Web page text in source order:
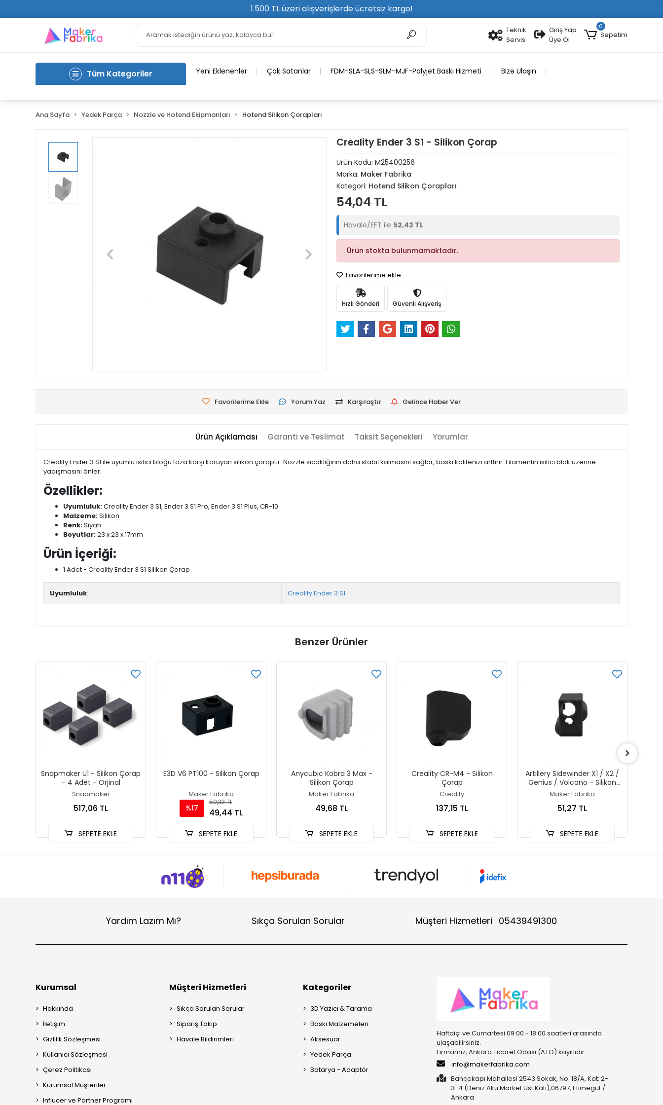
1.500 TL üzeri alışverişlerde ücretsiz kargo!
Teknik
Servis
Giriş Yap
Üye Ol
0
Sepetim
Tüm Kategoriler Yeni Eklenenler Çok Satanlar FDM-SLA-SLS-SLM-MJF-Polyjet Baskı Hizmeti Bize Ulaşın
Ana Sayfa Yedek Parça Nozzle ve Hotend Ekipmanları Hotend Silikon Çorapları
Creality Ender 3 S1 - Silikon Çorap
Ürün Kodu: M25400256
Marka: Maker Fabrika
Kategori: Hotend Silikon Çorapları
54,04 TL
Havale/EFT ile 52,42 TL
Ürün stokta bulunmamaktadır.
Favorilerime ekle
Hızlı Gönderi Güvenli Alışveriş
Favorilerime Ekle Yorum Yaz Karşılaştır Gelince Haber Ver
Ürün Açıklaması Garanti ve Teslimat Taksit Seçenekleri Yorumlar
Creality Ender 3 S1 ile uyumlu ısıtıcı bloğu toza karşı koruyan silikon çoraptır. Nozzle sıcaklığının daha stabil kalmasını sağlar, baskı kalitenizi arttırır. Filamentin ısıtıcı blok üzerine
yapışmasını önler.
Özellikler:
Uyumluluk:Creality Ender 3 S1, Ender 3 S1 Pro, Ender 3 S1 Plus, CR-10
Malzeme:Silikon
Renk:Siyah
Boyutlar:23 x 23 x 17mm
Ürün İçeriği:
1 Adet - Creality Ender 3 S1 Silikon Çorap
Uyumluluk Creality Ender 3 S1
Benzer Ürünler
Snapmaker U1 - Silikon Çorap
- 4 Adet - Orjinal
Snapmaker
517,06 TL
SEPETE EKLE
E3D V6 PT100 - Silikon Çorap
Maker Fabrika
%17
59,33 TL
49,44 TL
SEPETE EKLE
Anycubic Kobra 3 Max -
Silikon Çorap
Maker Fabrika
49,68 TL
SEPETE EKLE
Creality CR-M4 - Silikon
Çorap
Creality
137,15 TL
SEPETE EKLE
Artillery Sidewinder X1 / X2 /
Genius / Volcano - Silikon
Çorap
Maker Fabrika
51,27 TL
SEPETE EKLE
Yardım Lazım Mı? Sıkça Sorulan Sorular Müşteri Hizmetleri 05439491300
Kurumsal
Hakkında
İletişim
Gizlilik Sözleşmesi
Kullanıcı Sözleşmesi
Çerez Politikası
Kurumsal Müşteriler
Influcer ve Partner Programı
Müşteri Hizmetleri
Sıkça Sorulan Sorular
Sipariş Takip
Havale Bildirimleri
Kategoriler
3D Yazıcı & Tarama
Baskı Malzemeleri
Aksesuar
Yedek Parça
Batarya - Adaptör
Haftaiçi ve Cumartesi 09:00 - 18:00 saatleri arasında
ulaşabilirsiniz.
Firmamız, Ankara Ticaret Odası (ATO) kayıtlıdır.
info@makerfabrika.com
Bahçekapı Mahallesi 2543.Sokak, No: 18/A, Kat: 2-
3-4 (Deniz Akü Market Üst Katı),06797, Etimegut /
Ankara